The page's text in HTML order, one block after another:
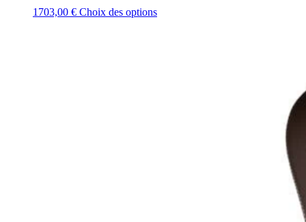
1703,00 € Choix des optionsCe